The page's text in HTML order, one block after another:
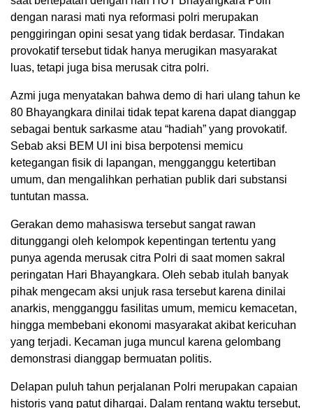
dengan narasi mati nya reformasi polri merupakan
penggiringan opini sesat yang tidak berdasar. Tindakan
provokatif tersebut tidak hanya merugikan masyarakat
luas, tetapi juga bisa merusak citra polri.
Azmi juga menyatakan bahwa demo di hari ulang tahun ke
80 Bhayangkara dinilai tidak tepat karena dapat dianggap
sebagai bentuk sarkasme atau “hadiah” yang provokatif.
Sebab aksi BEM UI ini bisa berpotensi memicu
ketegangan fisik di lapangan, mengganggu ketertiban
umum, dan mengalihkan perhatian publik dari substansi
tuntutan massa.
Gerakan demo mahasiswa tersebut sangat rawan
ditunggangi oleh kelompok kepentingan tertentu yang
punya agenda merusak citra Polri di saat momen sakral
peringatan Hari Bhayangkara. Oleh sebab itulah banyak
pihak mengecam aksi unjuk rasa tersebut karena dinilai
anarkis, mengganggu fasilitas umum, memicu kemacetan,
hingga membebani ekonomi masyarakat akibat kericuhan
yang terjadi. Kecaman juga muncul karena gelombang
demonstrasi dianggap bermuatan politis.
Delapan puluh tahun perjalanan Polri merupakan capaian
historis yang patut dihargai. Dalam rentang waktu tersebut,